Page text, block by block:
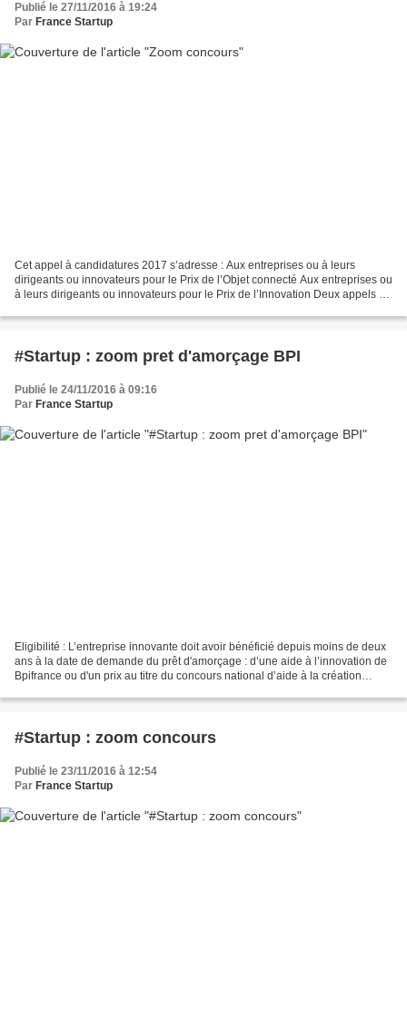
Publié le 27/11/2016 à 19:24
Par France Startup
Cet appel à candidatures 2017 s’adresse : Aux entreprises ou à leurs
dirigeants ou innovateurs pour le Prix de l’Objet connecté Aux entreprises ou
à leurs dirigeants ou innovateurs pour le Prix de l’Innovation Deux appels à
#Startup : zoom pret d'amorçage BPI
Publié le 24/11/2016 à 09:16
Par France Startup
Eligibilité : L’entreprise innovante doit avoir bénéficié depuis moins de deux
ans à la date de demande du prêt d'amorçage : d’une aide à l’innovation de
Bpifrance ou d'un prix au titre du concours national d’aide à la création
#Startup : zoom concours
Publié le 23/11/2016 à 12:54
Par France Startup